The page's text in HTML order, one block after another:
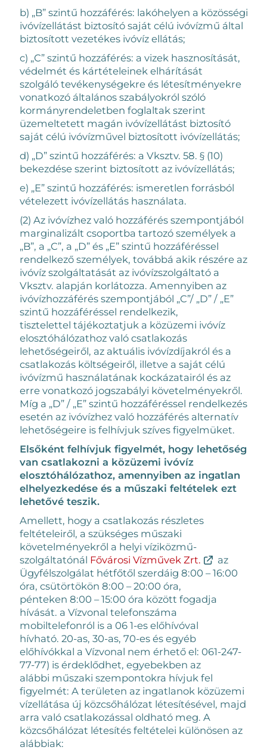
b) „B” szintű hozzáférés: lakóhelyen a közösségi
ivóvízellátást biztosító saját célú ivóvízmű által
biztosított vezetékes ivóvíz ellátás;
c) „C” szintű hozzáférés: a vizek hasznosítását,
védelmét és kártételeinek elhárítását
szolgáló tevékenységekre és létesítményekre
vonatkozó általános szabályokról szóló
kormányrendeletben foglaltak szerint
üzemeltetett magán ivóvízellátást biztosító
saját célú ivóvízművel biztosított ivóvízellátás;
d) „D” szintű hozzáférés: a Vksztv. 58. § (10)
bekezdése szerint biztosított az ivóvízellátás;
e) „E” szintű hozzáférés: ismeretlen forrásból
vételezett ivóvízellátás használata.
(2) Az ivóvízhez való hozzáférés szempontjából
marginalizált csoportba tartozó személyek a
„B”, a „C”, a „D” és „E” szintű hozzáféréssel
rendelkező személyek, továbbá akik részére az
ivóvíz szolgáltatását az ivóvízszolgáltató a
Vksztv. alapján korlátozza. Amennyiben az
ivóvízhozzáférés szempontjából „C”/ „D” / „E”
szintű hozzáféréssel rendelkezik,
tisztelettel tájékoztatjuk a közüzemi ivóvíz
elosztóhálózathoz való csatlakozás
lehetőségeiről, az aktuális ivóvízdíjakról és a
csatlakozás költségeiről, illetve a saját célú
ivóvízmű használatának kockázatairól és az
erre vonatkozó jogszabályi követelményekről.
Míg a „D” / „E” szintű hozzáféréssel rendelkezés
esetén az ivóvízhez való hozzáférés alternatív
lehetőségeire is felhívjuk szíves figyelmüket.
Elsőként felhívjuk figyelmét, hogy lehetőség
van csatlakozni a közüzemi ivóvíz
elosztóhálózathoz, amennyiben az ingatlan
elhelyezkedése és a műszaki feltételek ezt
lehetővé teszik.
Amellett, hogy a csatlakozás részletes
feltételeiről, a szükséges műszaki
követelményekről a helyi víziközmű-
szolgáltatónál Fővárosi Vízművek Zrt.
az
Ügyfélszolgálat hétfőtől szerdáig 8:00 – 16:00
óra, csütörtökön 8:00 – 20:00 óra,
pénteken 8:00 – 15:00 óra között fogadja
hívását. a Vízvonal telefonszáma
mobiltelefonról is a 06 1-es előhívóval
hívható. 20-as, 30-as, 70-es és egyéb
előhívókkal a Vízvonal nem érhető el: 061-247-
77-77) is érdeklődhet, egyebekben az
alábbi műszaki szempontokra hívjuk fel
figyelmét: A területen az ingatlanok közüzemi
vízellátása új közcsőhálózat létesítésével, majd
arra való csatlakozással oldható meg. A
közcsőhálózat létesítés feltételei különösen az
alábbiak: